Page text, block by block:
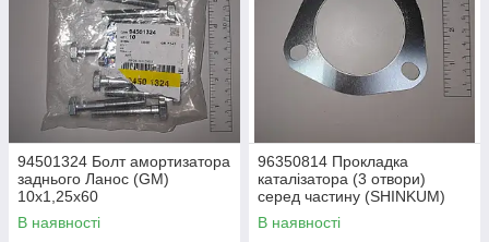
94501324 Болт амортизатора
заднього Ланос (GM)
10х1,25х60
В наявності
96350814 Прокладка
каталізатора (3 отвори)
серед частину (SHINKUM)
металеталу Ланос/ Лачетті/
Леганза/ Нубіру
В наявності